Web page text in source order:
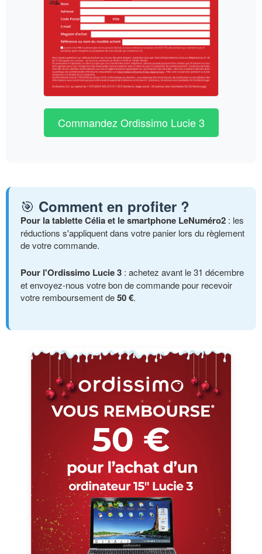
Commandez Ordissimo Lucie 3
🎯 Comment en profiter ?
Pour la tablette Célia et le smartphone LeNuméro2 : les
réductions s'appliquent dans votre panier lors du règlement
de votre commande.
Pour l'Ordissimo Lucie 3 : achetez avant le 31 décembre
et envoyez-nous votre bon de commande pour recevoir
votre remboursement de50 €.